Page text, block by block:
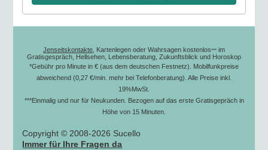
Jenseitskontakte , Kartenlegen oder Wahrsagen kostenlos*** im
Gratisgespräch, Hellsehen, Lebensberatung, Zukunftsblick und Horoskop
*Gebühr pro Minute in € (aus dem deutschen Festnetz). Mobilfunkpreise
abweichend (0,27 €/min. mehr bei Telefonberatung). Alle Preise inkl.
19%MwSt.
***Einmalig und nur für Neukunden. Bezogen auf das erste Gratisgepräch in
Höhe von 15 Minuten.
Copyright © 2008-2026 Sucello
Immer für Ihre Fragen da